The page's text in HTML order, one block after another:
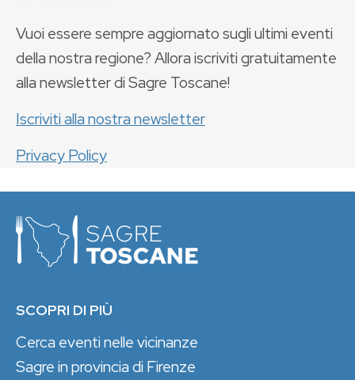
Vuoi essere sempre aggiornato sugli ultimi eventi
della nostra regione? Allora iscriviti gratuitamente
alla newsletter di Sagre Toscane!
Iscriviti alla nostra newsletter
Privacy Policy
SCOPRI DI PIÙ
Cerca eventi nelle vicinanze
Sagre in provincia di Firenze